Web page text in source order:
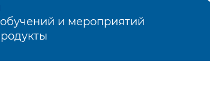
и мероприятий